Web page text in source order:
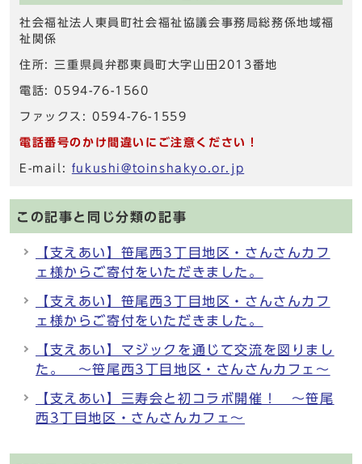
社会福祉法人東員町社会福祉協議会事務局総務係地域福
祉関係
住所: 三重県員弁郡東員町大字山田2013番地
電話: 0594-76-1560
ファックス: 0594-76-1559
電話番号のかけ間違いにご注意ください！
E-mail: fukushi@toinshakyo.or.jp
この記事と同じ分類の記事
【支えあい】笹尾西3丁目地区・さんさんカフ
ェ様からご寄付をいただきました。
【支えあい】笹尾西3丁目地区・さんさんカフ
ェ様からご寄付をいただきました。
【支えあい】マジックを通じて交流を図りまし
た。 ～笹尾西3丁目地区・さんさんカフェ～
【支えあい】三寿会と初コラボ開催！ ～笹尾
西3丁目地区・さんさんカフェ～